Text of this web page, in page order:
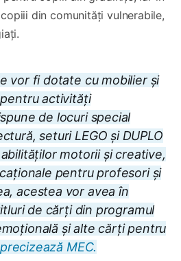
din comunități vulnerabile,
vor fi dotate cu mobilier și
activități
de locuri special
seturi LEGO și DUPLO
motorii și creative,
pentru profesori și
acestea vor avea în
de cărți din programul
și alte cărți pentru
precizează MEC.